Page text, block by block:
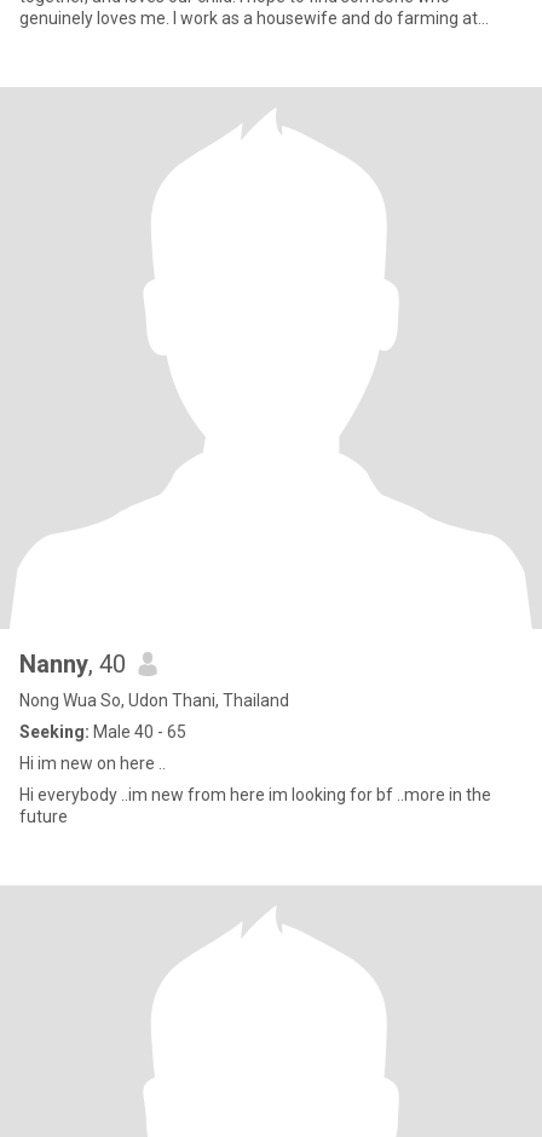
genuinely loves me. I work as a housewife and do farming at
Nanny, 40
Nong Wua So, Udon Thani, Thailand
Seeking: Male 40 - 65
Hi im new on here ..
Hi everybody ..im new from here im looking for bf ..more in the
future